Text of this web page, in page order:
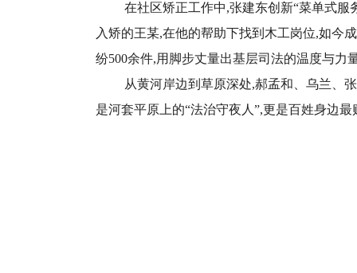
在社区矫正工作中,张建东创新“菜单式
入矫的王某,在他的帮助下找到木工岗位,如今
纷500余件,用脚步丈量出基层司法的温度与力
从黄河岸边到草原深处,郝孟和、乌兰、
是河套平原上的“法治守夜人”,更是百姓身边